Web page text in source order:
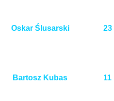
Oskar Ślusarski 23
Bartosz Kubas 11